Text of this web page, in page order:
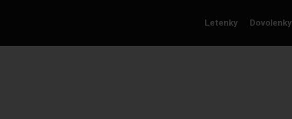
Letenky Dovolenky